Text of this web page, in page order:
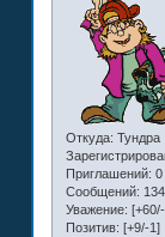
Откуда: Тундра
Приглашений: 0
Сообщений:
Уважение:
Позитив: [+9/-1]